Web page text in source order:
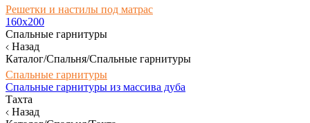
Решетки и настилы под матрас
160х200
Спальные гарнитуры
Назад
Каталог/Спальня/Спальные гарнитуры
Спальные гарнитуры
Спальные гарнитуры из массива дуба
Тахта
Назад